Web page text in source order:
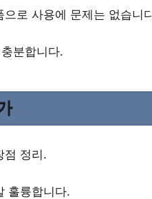
으로 사용에 문제는 없습니
분합니다.
점 정리.
훌륭합니다.